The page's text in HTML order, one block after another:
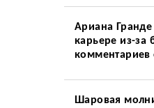
Ариана
карьере из-за
комментариев
Шаровая